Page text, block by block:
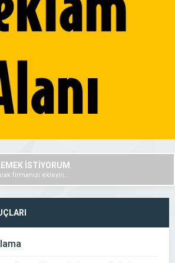
İSTİYORUM
firmanızı ekleyin..